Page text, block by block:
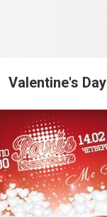
Valentine's Day